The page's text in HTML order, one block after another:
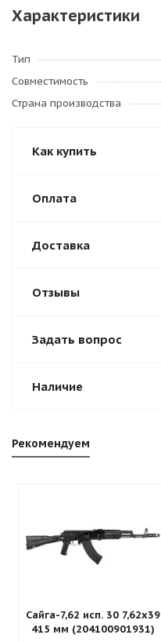
Характеристики
Тип
Совместимость
Страна производства
Как купить
Оплата
Доставка
Отзывы
Задать вопрос
Наличие
Рекомендуем
Сайга-7,62 исп. 30 7,62x39
415 мм (204100901931)